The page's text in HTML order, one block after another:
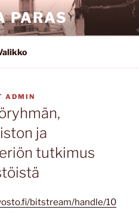
PARAS
ADMIN
ja
tutkimus
bitstream/handle/10